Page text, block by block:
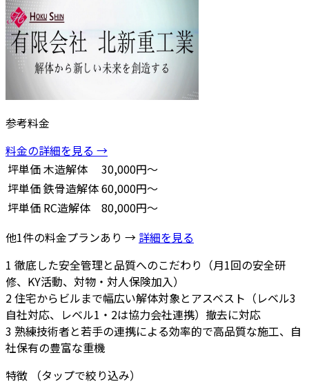
参考料金
料金の詳細を見る →
坪単価木造解体
30,000円～
坪単価鉄骨造解体60,000円～
坪単価 RC造解体
80,000円～
他1件の料金プランあり → 詳細を見る
1 徹底した安全管理と品質へのこだわり（月1回の安全研
修、KY活動、対物・対人保険加入）
2住宅からビルまで幅広い解体対象とアスベスト（レベル3
自社対応、レベル1・2は協力会社連携）撤去に対応
3 熟練技術者と若手の連携による効率的で高品質な施工、自
社保有の豊富な重機
特徴
（タップで絞り込み）